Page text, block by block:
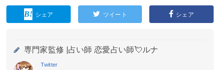
シェア ツイート シェア
専門家監修 | 占い師 恋愛占い師💘ルナ
Twitter